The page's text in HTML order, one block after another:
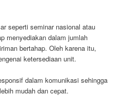
seperti seminar nasional atau
menyediakan dalam jumlah
bertahap. Oleh karena itu,
ketersediaan unit.
dalam komunikasi sehingga
mudah dan cepat.